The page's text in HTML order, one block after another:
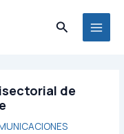
Buscar
de